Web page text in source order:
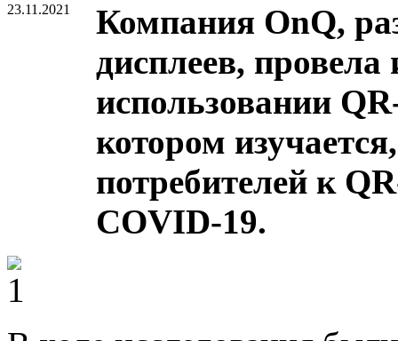
23.11.2021
Компания OnQ,
дисплеев, провела
использовании
котором
потребителей к
COVID-19.